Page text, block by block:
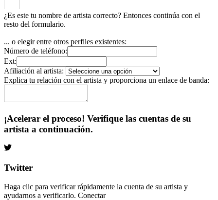
¿Es este tu nombre de artista correcto? Entonces continúa con el
resto del formulario.
... o elegir entre otros perfiles existentes:
Número de teléfono:
Ext:
Afiliación al artista:
Explica tu relación con el artista y proporciona un enlace de banda:
¡Acelerar el proceso! Verifique las cuentas de su
artista a continuación.
Twitter
Haga clic para verificar rápidamente la cuenta de su artista y
ayudarnos a verificarlo. Conectar